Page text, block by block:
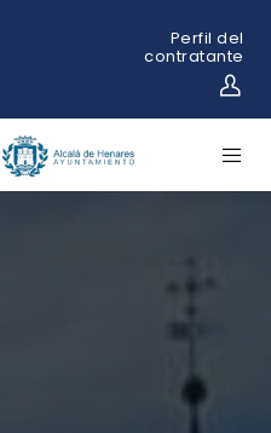
Perfil del
contratante